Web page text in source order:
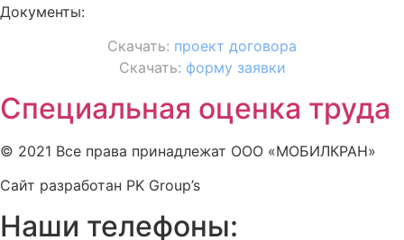
Документы:
Скачать: проект договора
Скачать: форму заявки
Специальная оценка труда
© 2021 Все права принадлежат ООО «МОБИЛКРАН»
Сайт разработан PK Group’s
Наши телефоны: